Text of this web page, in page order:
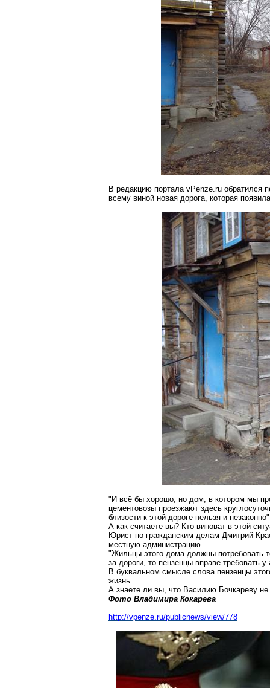
В редакцию портала vPenze.ru обратился
всему виной новая дорога, которая
"И всё бы хорошо, но дом, в котором мы
цементовозы проезжают здесь
близости к этой дороге нельзя и
А как считаете вы? Кто виноват в этой
Юрист по гражданским делам Дмитрий
местную администрацию.
"Жильцы этого дома должны потребовать
за дороги, то пензенцы вправе требовать
В буквальном смысле слова пензенцы
жизнь.
А знаете ли вы, что Василию Бочкареву
Фото Владимира Кокарева
http://vpenze.ru/publicnews/view/778